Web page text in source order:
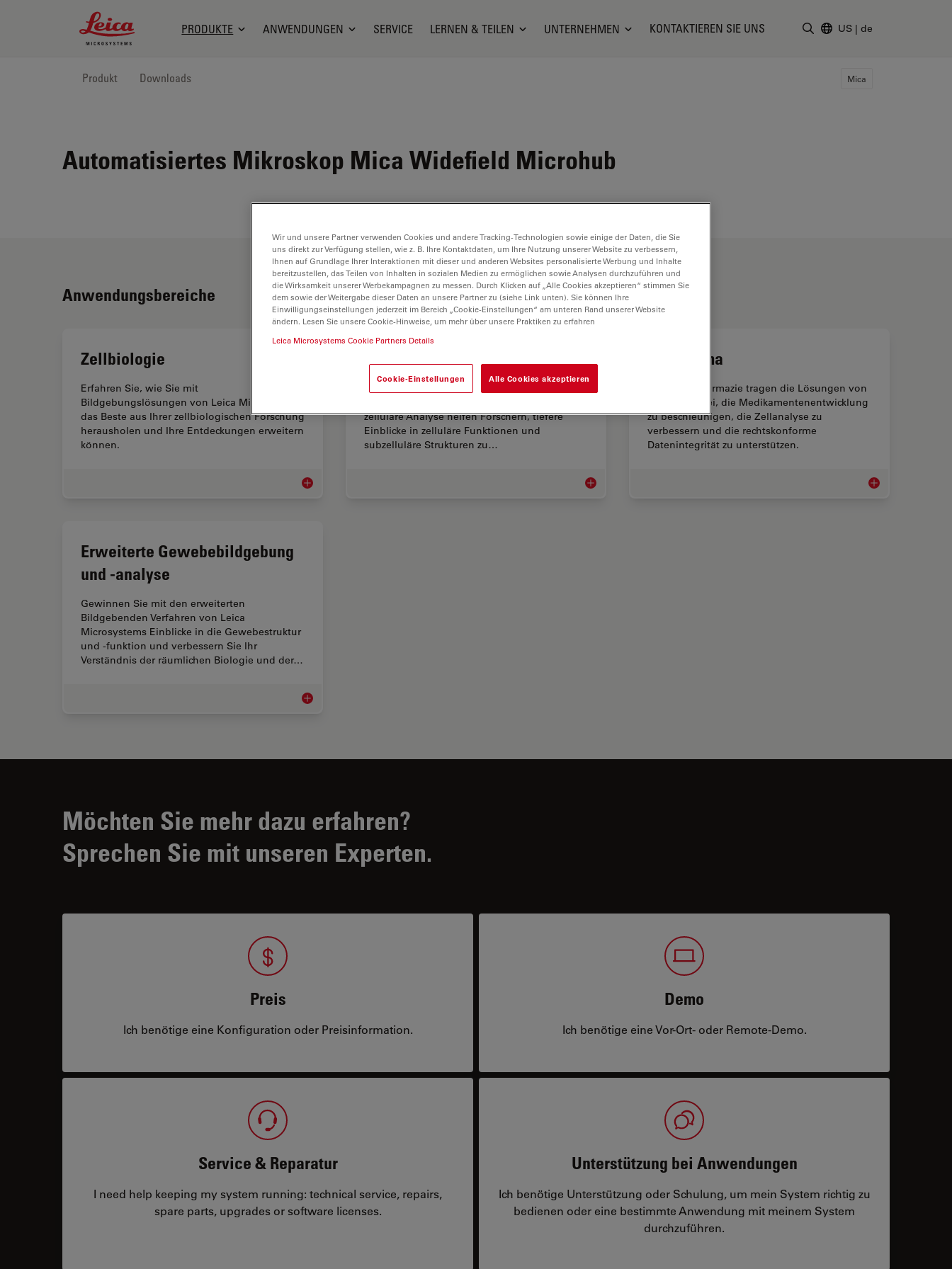
Leica Microsystems Logo
PRODUKTE ANWENDUNGEN SERVICE LERNEN & TEILEN UNTERNEHMEN KONTAKTIEREN SIE UNS US | de
Produkt Downloads Mica
Automatisiertes Mikroskop Mica Widefield Microhub
Anwendungsbereiche
Zellbiologie
Erfahren Sie, wie Sie mit
Bildgebungslösungen von Leica Microsystems
das Beste aus Ihrer zellbiologischen Forschung
herausholen und Ihre Entdeckungen erweitern
können.
Zellbiologie
zelluläre Analyse helfen Forschern, tiefere
Einblicke in zelluläre Funktionen und
subzelluläre Strukturen zu…
Zelluläre Analyse
Biopharma
In der Biopharmazie tragen die Lösungen von
Leica dazu bei, die Medikamentenentwicklung
zu beschleunigen, die Zellanalyse zu
verbessern und die rechtskonforme
Datenintegrität zu unterstützen.
Biopharma
Erweiterte Gewebebildgebung
und -analyse
Gewinnen Sie mit den erweiterten
Bildgebenden Verfahren von Leica
Microsystems Einblicke in die Gewebestruktur
und -funktion und verbessern Sie Ihr
Verständnis der räumlichen Biologie und der…
Erweiterte Gewebebildgebung und -analyse
Möchten Sie mehr dazu erfahren?
Sprechen Sie mit unseren Experten.
Preis
Ich benötige eine Konfiguration oder Preisinformation.
Demo
Ich benötige eine Vor-Ort- oder Remote-Demo.
Service & Reparatur
I need help keeping my system running: technical service, repairs,
spare parts, upgrades or software licenses.
Unterstützung bei Anwendungen
Ich benötige Unterstützung oder Schulung, um mein System richtig zu
bedienen oder eine bestimmte Anwendung mit meinem System
durchzuführen.
Wir und unsere Partner verwenden Cookies und andere Tracking-Technologien sowie einige der Daten, die Sie
uns direkt zur Verfügung stellen, wie z. B. Ihre Kontaktdaten, um Ihre Nutzung unserer Website zu verbessern,
Ihnen auf Grundlage Ihrer Interaktionen mit dieser und anderen Websites personalisierte Werbung und Inhalte
bereitzustellen, das Teilen von Inhalten in sozialen Medien zu ermöglichen sowie Analysen durchzuführen und
die Wirksamkeit unserer Werbekampagnen zu messen. Durch Klicken auf „Alle Cookies akzeptieren“ stimmen Sie
dem sowie der Weitergabe dieser Daten an unsere Partner zu (siehe Link unten). Sie können Ihre
Einwilligungseinstellungen jederzeit im Bereich „Cookie-Einstellungen“ am unteren Rand unserer Website
ändern. Lesen Sie unsere Cookie-Hinweise, um mehr über unsere Praktiken zu erfahren
Leica Microsystems Cookie Partners Details
Cookie-Einstellungen Alle Cookies akzeptieren